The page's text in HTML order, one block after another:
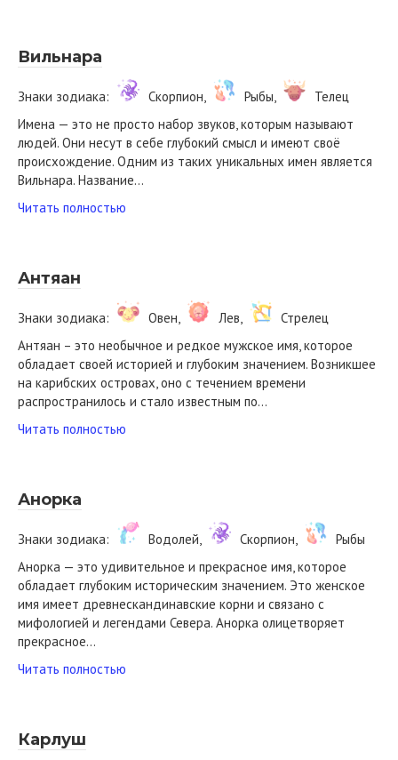
Вильнара
Знаки зодиака: Скорпион, Рыбы,
Телец
Имена — это не просто набор звуков, которым называют
людей. Они несут в себе глубокий смысл и имеют своё
происхождение. Одним из таких уникальных имен является
Вильнара. Название…
Читать полностью
Антяан
Знаки зодиака: Овен, Лев,
Стрелец
Антяан – это необычное и редкое мужское имя, которое
обладает своей историей и глубоким значением. Возникшее
на карибских островах, оно с течением времени
распространилось и стало известным по…
Читать полностью
Анорка
Знаки зодиака: Водолей, Скорпион,
Рыбы
Анорка — это удивительное и прекрасное имя, которое
обладает глубоким историческим значением. Это женское
имя имеет древнескандинавские корни и связано с
мифологией и легендами Севера. Анорка олицетворяет
прекрасное…
Читать полностью
Карлуш